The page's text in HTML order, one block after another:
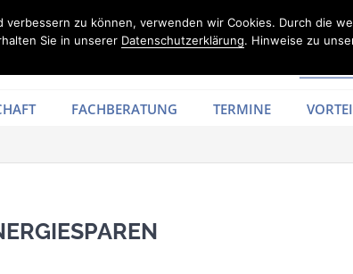
FACHBERATUNG TERMINE
zu können, verwenden wir Cookies. Durch die
Sie in unserer Datenschutzerklärung. Hinweise zu